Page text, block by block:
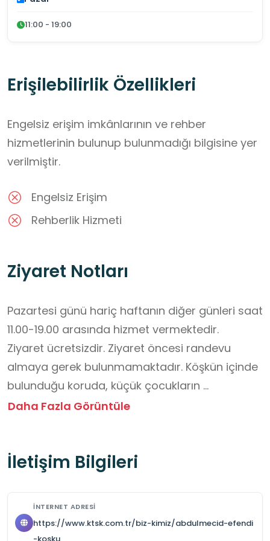
11:00 - 19:00
Erişilebilirlik Özellikleri
Engelsiz erişim imkânlarının ve rehber
hizmetlerinin bulunup bulunmadığı bilgisine yer
verilmiştir.
Engelsiz Erişim
Rehberlik Hizmeti
Ziyaret Notları
Pazartesi günü hariç haftanın diğer günleri saat
11.00-19.00 arasında hizmet vermektedir.
Ziyaret ücretsizdir. Ziyaret öncesi randevu
almaya gerek bulunmamaktadır. Köşkün içinde
bulunduğu koruda, küçük çocukların
oynayabileceği bir oyun parkı bulunmaktadır.
piknik yapılabilecek alanlar mevcuttur. Ancak
Efendi Köşkü’ne ulaşımı okul servisleri veya
Üsküdar ilçesine yönelen toplu taşıma
Daha Fazla Görüntüle
İletişim Bilgileri
İNTERNET ADRESI
https://www.ktsk.com.tr/biz-kimiz/abdulmecid-efendi